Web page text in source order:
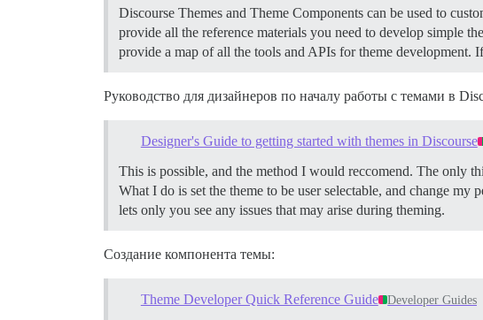
Discourse Themes and Theme Components can be used to
provide all the reference materials you need to develop simple
provide a map of all the tools and APIs for theme development.
Руководство для дизайнеров по началу работы с темами в
Designer's Guide to getting started with themes in Discourse
This is possible, and the method I would reccomend. The only
What I do is set the theme to be user selectable, and change
lets only you see any issues that may arise during theming.
Создание компонента темы:
Theme Developer Quick Reference Guide Developer Guides